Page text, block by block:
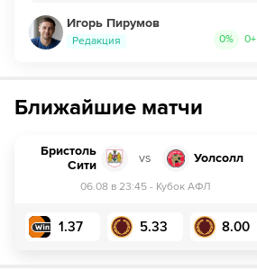
Игорь Пирумов
Редакция 0% 0+
Ближайшие матчи
Бристоль
Сити
vs Уолсолл
06.08 в 23:45- Кубок АФЛ
1.37 5.33 8.00